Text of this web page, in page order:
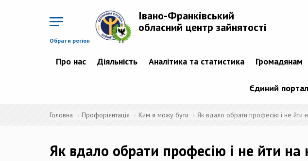
Обрати регіон
Івано-Франківський
обласний центр зайнятості
Про нас Діяльність Аналітика та статистика Громадянам
Єдиний портал
Головна Профорієнтація Ким я можу бути Як вдало обрати професію і не йти
Як вдало обрати професію і не йти